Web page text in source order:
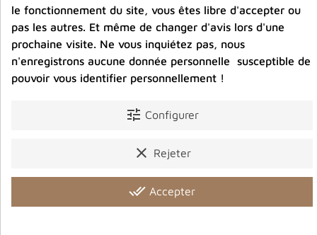
Partager :
Vous aimerez aussi
le fonctionnement du site, vous êtes libre d'accepter ou
pas les autres. Et même de changer d'avis lors d'une
prochaine visite. Ne vous inquiétez pas, nous
n'enregistrons aucune donnée personnelle susceptible de
pouvoir vous identifier personnellement !
tune Configurer
clear Rejeter
done_all Accepter